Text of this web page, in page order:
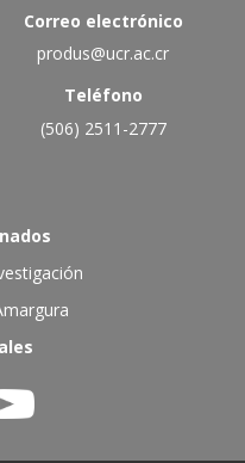
Correo electrónico
produs@ucr.ac.cr
Teléfono
(506) 2511-2777